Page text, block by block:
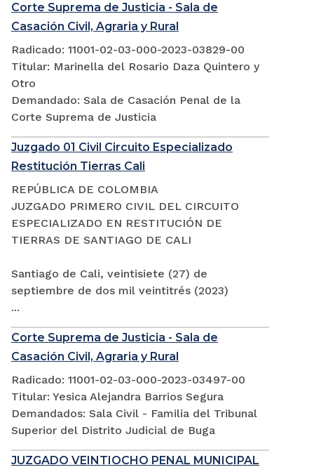
Corte Suprema de Justicia - Sala de
Casación Civil, Agraria y Rural
Radicado: 11001-02-03-000-2023-03829-00
Titular: Marinella del Rosario Daza Quintero y
Otro
Demandado: Sala de Casación Penal de la
Corte Suprema de Justicia
Juzgado 01 Civil Circuito Especializado
Restitución Tierras Cali
REPÚBLICA DE COLOMBIA
JUZGADO PRIMERO CIVIL DEL CIRCUITO
ESPECIALIZADO EN RESTITUCIÓN DE
TIERRAS DE SANTIAGO DE CALI
Santiago de Cali, veintisiete (27) de
septiembre de dos mil veintitrés (2023)
...
Corte Suprema de Justicia - Sala de
Casación Civil, Agraria y Rural
Radicado: 11001-02-03-000-2023-03497-00
Titular: Yesica Alejandra Barrios Segura
Demandados: Sala Civil - Familia del Tribunal
Superior del Distrito Judicial de Buga
JUZGADO VEINTIOCHO PENAL MUNICIPAL